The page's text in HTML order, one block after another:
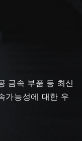
금속 부품 등 최신
가능성에 대한 우